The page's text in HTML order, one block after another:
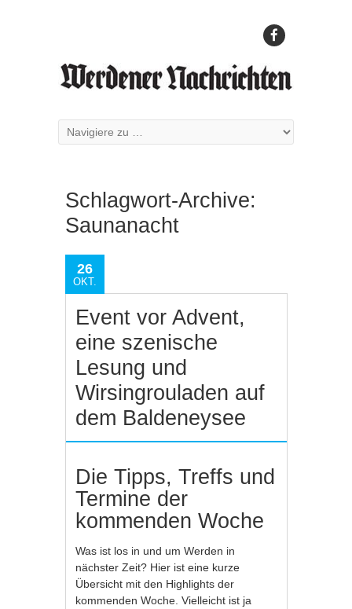
Schlagwort-Archive:
Saunanacht
26
OKT.
Event vor Advent,
eine szenische
Lesung und
Wirsingrouladen auf
dem Baldeneysee
Die Tipps, Treffs und
Termine der
kommenden Woche
Was ist los in und um Werden in
nächster Zeit? Hier ist eine kurze
Übersicht mit den Highlights der
kommenden Woche. Vielleicht ist ja